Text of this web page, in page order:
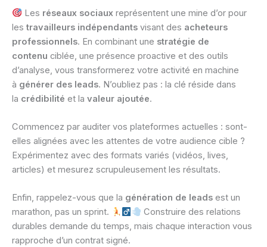
Les réseaux sociauxreprésentent une mine d’or pour
les travailleurs indépendants visant des acheteurs
professionnels. En combinant une stratégie de
contenu ciblée, une présence proactive et des outils
d’analyse, vous transformerez votre activité en machine
à générer des leads. N’oubliez pas : la clé réside dans
la crédibilité et la valeur ajoutée.
Commencez par auditer vos plateformes actuelles : sont-
elles alignées avec les attentes de votre audience cible ?
Expérimentez avec des formats variés (vidéos, lives,
articles) et mesurez scrupuleusement les résultats.
Enfin, rappelez-vous que la génération de leads est un
marathon, pas un sprint.
Construire des relations
durables demande du temps, mais chaque interaction vous
rapproche d’un contrat signé.